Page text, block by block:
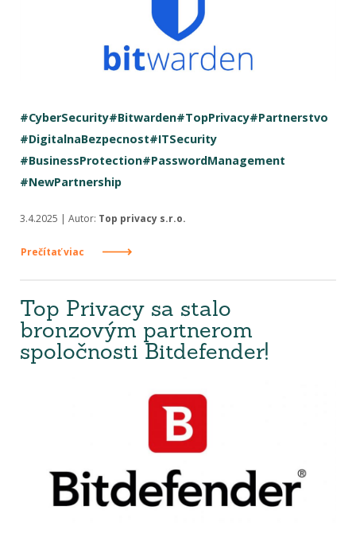
#CyberSecurity#Bitwarden#TopPrivacy#Partnerstvo
#DigitalnaBezpecnost#ITSecurity
#BusinessProtection#PasswordManagement
#NewPartnership
3.4.2025 | Autor: Top privacy s.r.o.
Prečítať viac
Top Privacy sa stalo
bronzovým partnerom
spoločnosti Bitdefender!